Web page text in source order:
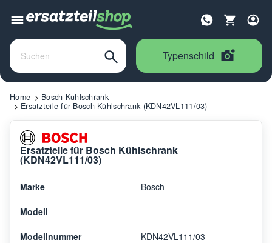
Typenschild
Home
Bosch Kühlschrank
Ersatzteile für Bosch Kühlschrank (KDN42VL111/03)
Ersatzteile für Bosch Kühlschrank
(KDN42VL111/03)
Marke Bosch
Modell
Modellnummer KDN42VL111/03